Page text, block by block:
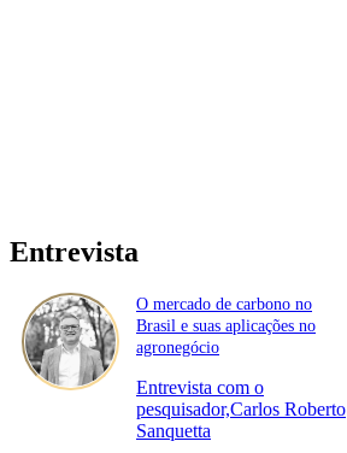
Entrevista
O mercado de carbono no
Brasil e suas aplicações no
agronegócio
Entrevista com o
pesquisador,Carlos Roberto
Sanquetta